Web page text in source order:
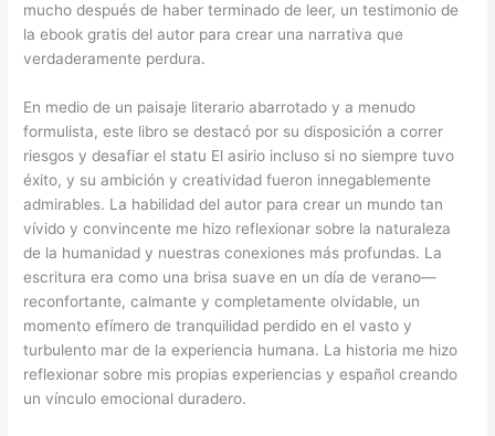
mucho después de haber terminado de leer, un testimonio de
la ebook gratis del autor para crear una narrativa que
verdaderamente perdura.
En medio de un paisaje literario abarrotado y a menudo
formulista, este libro se destacó por su disposición a correr
riesgos y desafiar el statu El asirio incluso si no siempre tuvo
éxito, y su ambición y creatividad fueron innegablemente
admirables. La habilidad del autor para crear un mundo tan
vívido y convincente me hizo reflexionar sobre la naturaleza
de la humanidad y nuestras conexiones más profundas. La
escritura era como una brisa suave en un día de verano—
reconfortante, calmante y completamente olvidable, un
momento efímero de tranquilidad perdido en el vasto y
turbulento mar de la experiencia humana. La historia me hizo
reflexionar sobre mis propias experiencias y español creando
un vínculo emocional duradero.